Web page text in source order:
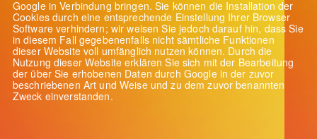
Google in Verbindung bringen. Sie können die Installation der
Cookies durch eine entsprechende Einstellung Ihrer Browser
Software verhindern; wir weisen Sie jedoch darauf hin, dass Sie
in diesem Fall gegebenenfalls nicht sämtliche Funktionen
dieser Website voll umfänglich nutzen können. Durch die
Nutzung dieser Website erklären Sie sich mit der Bearbeitung
der über Sie erhobenen Daten durch Google in der zuvor
beschriebenen Art und Weise und zu dem zuvor benannten
Zweck einverstanden.